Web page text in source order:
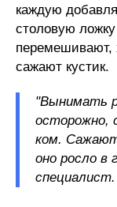
каждую
столовую
перемешивают,
сажают кустик.
"Вынимать
осторожно,
ком.
оно росло в
специалист.